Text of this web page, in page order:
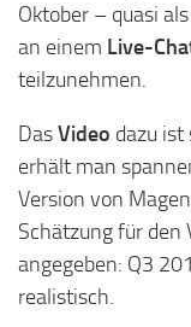
Oktober – quasi
an einem Live-
teilzunehmen.
DasVideo dazu ist
erhält man
Version von
Schätzung für
angegeben: Q3
realistisch.